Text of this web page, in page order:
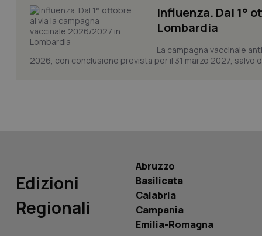
Influenza. Dal 1°
Lombardia
La campagna vaccinale
2026, con conclusione prevista per il 31 marzo 2027, salvo
Edizioni
Regionali
Abruzzo
Basilicata
Calabria
Campania
Emilia-Romagna
PHPSESSID